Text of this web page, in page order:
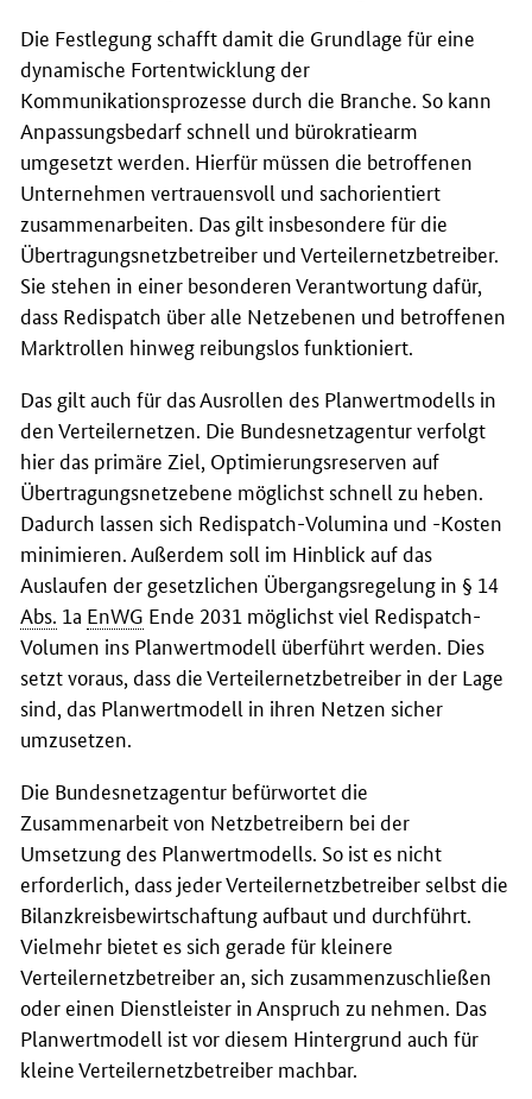
Die Festlegung schafft damit die Grundlage für eine
dynamische Fortentwicklung der
Kommunikationsprozesse durch die Branche. So kann
Anpassungsbedarf schnell und bürokratiearm
umgesetzt werden. Hierfür müssen die betroffenen
Unternehmen vertrauensvoll und sachorientiert
zusammenarbeiten. Das gilt insbesondere für die
Übertragungsnetzbetreiber und Verteilernetzbetreiber.
Sie stehen in einer besonderen Verantwortung dafür,
dass Redispatch über alle Netzebenen und betroffenen
Marktrollen hinweg reibungslos funktioniert.
Das gilt auch für das Ausrollen des Planwertmodells in
den Verteilernetzen. Die Bundesnetzagentur verfolgt
hier das primäre Ziel, Optimierungsreserven auf
Übertragungsnetzebene möglichst schnell zu heben.
Dadurch lassen sich Redispatch-Volumina und -Kosten
minimieren. Außerdem soll im Hinblick auf das
Auslaufen der gesetzlichen Übergangsregelung in § 14
Abs. 1a EnWG Ende 2031 möglichst viel Redispatch-
Volumen ins Planwertmodell überführt werden. Dies
setzt voraus, dass die Verteilernetzbetreiber in der Lage
sind, das Planwertmodell in ihren Netzen sicher
umzusetzen.
Die Bundesnetzagentur befürwortet die
Zusammenarbeit von Netzbetreibern bei der
Umsetzung des Planwertmodells. So ist es nicht
erforderlich, dass jeder Verteilernetzbetreiber selbst die
Bilanzkreisbewirtschaftung aufbaut und durchführt.
Vielmehr bietet es sich gerade für kleinere
Verteilernetzbetreiber an, sich zusammenzuschließen
oder einen Dienstleister in Anspruch zu nehmen. Das
Planwertmodell ist vor diesem Hintergrund auch für
kleine Verteilernetzbetreiber machbar.